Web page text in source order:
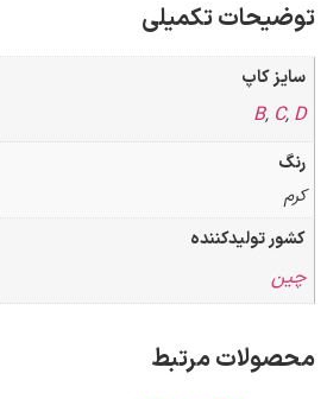
تکمیلی
کاپ
B
مرتبط